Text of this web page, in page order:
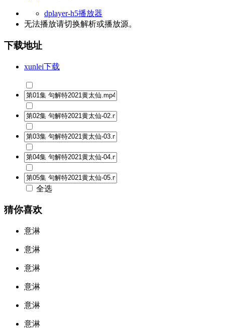
dplayer-h5播放器
无法播放请切换解析或播放源。
下载地址
xunlei下载
全选
猜你喜欢
意淋
意淋
意淋
意淋
意淋
意淋